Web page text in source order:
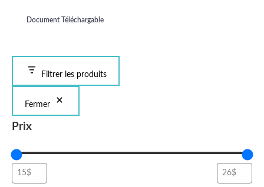
Document Téléchargable
Filtrer les produits
Fermer
Prix